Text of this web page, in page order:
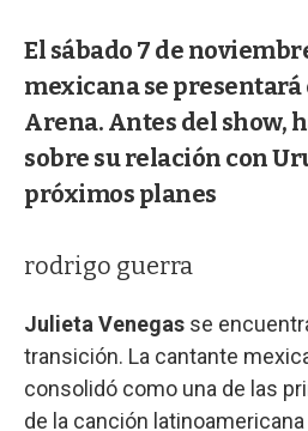
El sábado 7 de
mexicana se
Arena. Antes del show,
sobre su relación con
próximos planes
rodrigo guerra
Julieta Venegas se
transición. La cantante
consolidó como una de las
de la canción